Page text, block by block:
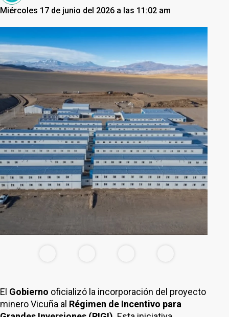
Miércoles 17 de junio del 2026 a las 11:02 am
El Gobierno oficializó la incorporación del proyecto
minero Vicuña al Régimen de Incentivo para